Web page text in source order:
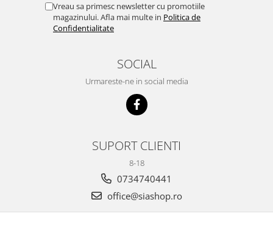
Vreau sa primesc newsletter cu promotiile
magazinului. Afla mai multe in Politica de
Confidentialitate
SOCIAL
Urmareste-ne in social media
SUPORT CLIENTI
8-18
0734740441
office@siashop.ro